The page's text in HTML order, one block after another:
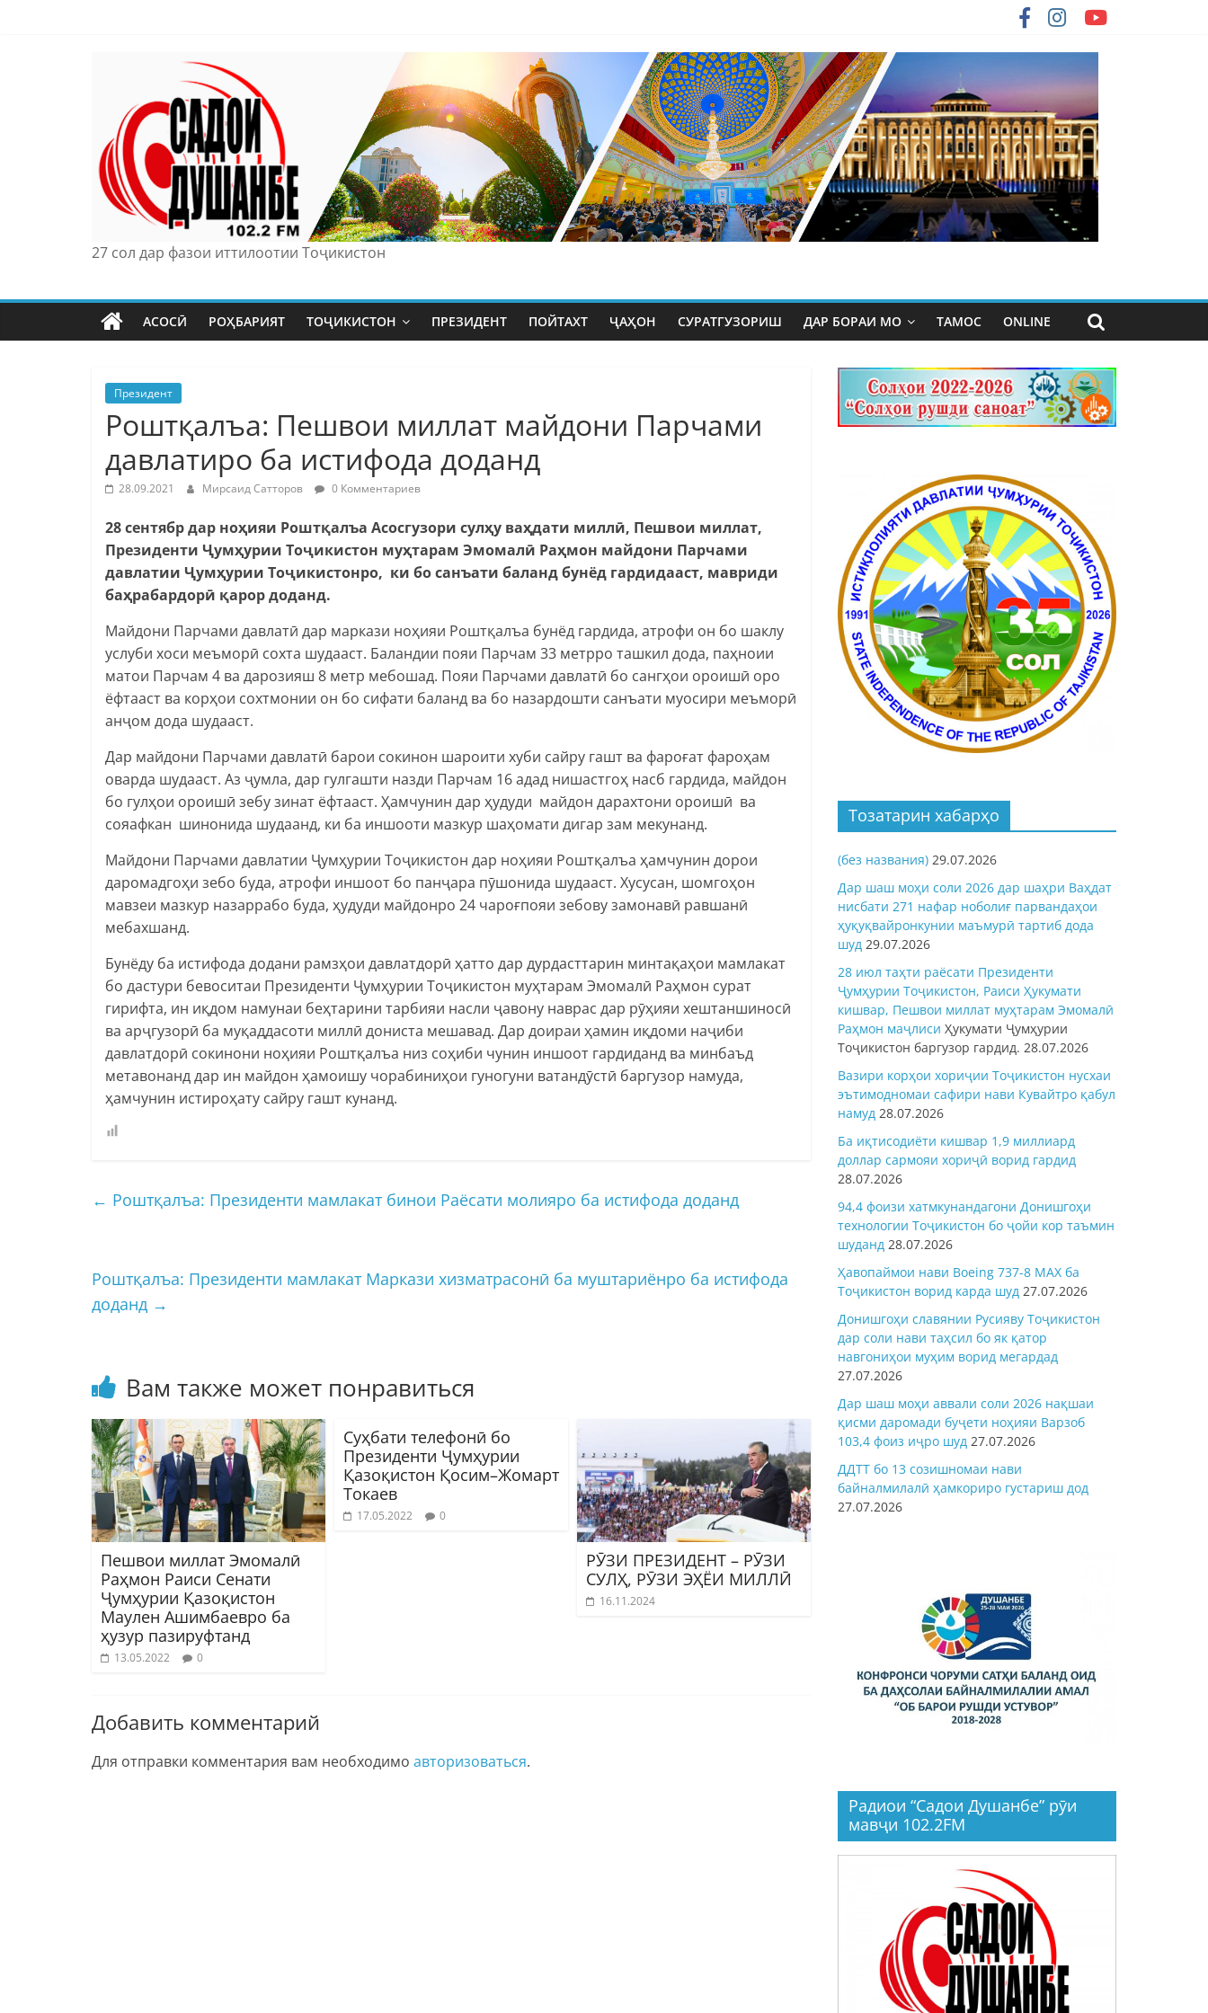
27 сол дар фазои иттилоотии Тоҷикистон
АСОСӢ РОҲБАРИЯТ ТОҶИКИСТОН ПРЕЗИДЕНТ ПОЙТАХТ ҶАҲОН СУРАТГУЗОРИШ ДАР БОРАИ МО ТАМОС ONLINE
Президент
Роштқалъа: Пешвои миллат майдони Парчами
давлатиро ба истифода доданд
28.09.2021 Мирсаид Сатторов 0 Комментариев
28 сентябр дар ноҳияи Роштқалъа Асосгузори сулҳу ваҳдати миллӣ, Пешвои миллат,
Президенти Ҷумҳурии Тоҷикистон муҳтарам Эмомалӣ Раҳмон майдони Парчами
давлатии Ҷумҳурии Тоҷикистонро, ки бо санъати баланд бунёд гардидааст, мавриди
баҳрабардорӣ қарор доданд.
Майдони Парчами давлатӣ дар маркази ноҳияи Роштқалъа бунёд гардида, атрофи он бо шаклу
услуби хоси меъморӣ сохта шудааст. Баландии пояи Парчам 33 метрро ташкил дода, паҳноии
матои Парчам 4 ва дарозияш 8 метр мебошад. Пояи Парчами давлатӣ бо сангҳои ороишӣ оро
ёфтааст ва корҳои сохтмонии он бо сифати баланд ва бо назардошти санъати муосири меъморӣ
анҷом дода шудааст.
Дар майдони Парчами давлатӣ барои сокинон шароити хуби сайру гашт ва фароғат фароҳам
оварда шудааст. Аз ҷумла, дар гулгашти назди Парчам 16 адад нишастгоҳ насб гардида, майдон
бо гулҳои ороишӣ зебу зинат ёфтааст. Ҳамчунин дар ҳудуди майдон дарахтони ороишӣ ва
сояафкан шинонида шудаанд, ки ба иншооти мазкур шаҳомати дигар зам мекунанд.
Майдони Парчами давлатии Ҷумҳурии Тоҷикистон дар ноҳияи Роштқалъа ҳамчунин дорои
даромадгоҳи зебо буда, атрофи иншоот бо панҷара пӯшонида шудааст. Хусусан, шомгоҳон
мавзеи мазкур назаррабо буда, ҳудуди майдонро 24 чароғпояи зебову замонавӣ равшанӣ
мебахшанд.
Бунёду ба истифода додани рамзҳои давлатдорӣ ҳатто дар дурдасттарин минтақаҳои мамлакат
бо дастури бевоситаи Президенти Ҷумҳурии Тоҷикистон муҳтарам Эмомалӣ Раҳмон сурат
гирифта, ин иқдом намунаи беҳтарини тарбияи насли ҷавону наврас дар рӯҳияи хештаншиносӣ
ва арҷгузорӣ ба муқаддасоти миллӣ дониста мешавад. Дар доираи ҳамин иқдоми наҷиби
давлатдорӣ сокинони ноҳияи Роштқалъа низ соҳиби чунин иншоот гардиданд ва минбаъд
метавонанд дар ин майдон ҳамоишу чорабиниҳои гуногуни ватандӯстӣ баргузор намуда,
ҳамчунин истироҳату сайру гашт кунанд.
← Роштқалъа: Президенти мамлакат бинои Раёсати молияро ба истифода доданд
Роштқалъа: Президенти мамлакат Маркази хизматрасонӣ ба муштариёнро ба истифода
доданд →
Вам также может понравиться
Пешвои миллат Эмомалӣ
Раҳмон Раиси Сенати
Ҷумҳурии Қазоқистон
Маулен Ашимбаевро ба
ҳузур пазируфтанд
13.05.2022 0
Суҳбати телефонӣ бо
Президенти Ҷумҳурии
Қазоқистон Қосим–Жомарт
Токаев
17.05.2022 0
РӮЗИ ПРЕЗИДЕНТ – РӮЗИ
СУЛҲ, РӮЗИ ЭҲЁИ МИЛЛӢ
16.11.2024
Добавить комментарий
Для отправки комментария вам необходимо авторизоваться.
Тозатарин хабарҳо
(без названия) 29.07.2026
Дар шаш моҳи соли 2026 дар шаҳри Ваҳдат
нисбати 271 нафар ноболиғ парвандаҳои
ҳуқуқвайронкунии маъмурӣ тартиб дода
шуд 29.07.2026
28 июл таҳти раёсати Президенти
Ҷумҳурии Тоҷикистон, Раиси Ҳукумати
кишвар, Пешвои миллат муҳтарам Эмомалӣ
Раҳмон маҷлиси Ҳукумати Ҷумҳурии
Тоҷикистон баргузор гардид. 28.07.2026
Вазири корҳои хориҷии Тоҷикистон нусхаи
эътимодномаи сафири нави Кувайтро қабул
намуд 28.07.2026
Ба иқтисодиёти кишвар 1,9 миллиард
доллар сармояи хориҷӣ ворид гардид
28.07.2026
94,4 фоизи хатмкунандагони Донишгоҳи
технологии Тоҷикистон бо ҷойи кор таъмин
шуданд 28.07.2026
Ҳавопаймои нави Boeing 737-8 MAX ба
Тоҷикистон ворид карда шуд 27.07.2026
Донишгоҳи славянии Русияву Тоҷикистон
дар соли нави таҳсил бо як қатор
навгониҳои муҳим ворид мегардад
27.07.2026
Дар шаш моҳи аввали соли 2026 нақшаи
қисми даромади буҷети ноҳияи Варзоб
103,4 фоиз иҷро шуд 27.07.2026
ДДТТ бо 13 созишномаи нави
байналмилалӣ ҳамкориро густариш дод
27.07.2026
Радиои “Садои Душанбе” рӯи
мавҷи 102.2FM